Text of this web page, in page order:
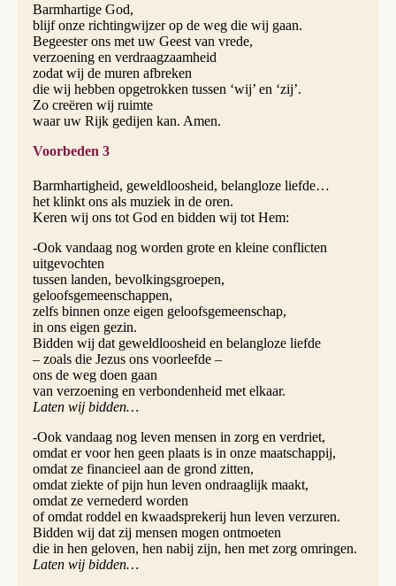
Barmhartige God,
blijf onze richtingwijzer op de weg die wij gaan.
Begeester ons met uw Geest van vrede,
verzoening en verdraagzaamheid
zodat wij de muren afbreken
die wij hebben opgetrokken tussen ‘wij’ en ‘zij’.
Zo creëren wij ruimte
waar uw Rijk gedijen kan. Amen.
Voorbeden 3
Barmhartigheid, geweldloosheid, belangloze liefde…
het klinkt ons als muziek in de oren.
Keren wij ons tot God en bidden wij tot Hem:
-Ook vandaag nog worden grote en kleine conflicten
uitgevochten
tussen landen, bevolkingsgroepen,
geloofsgemeenschappen,
zelfs binnen onze eigen geloofsgemeenschap,
in ons eigen gezin.
Bidden wij dat geweldloosheid en belangloze liefde
– zoals die Jezus ons voorleefde –
ons de weg doen gaan
van verzoening en verbondenheid met elkaar.
Laten wij bidden…
-Ook vandaag nog leven mensen in zorg en verdriet,
omdat er voor hen geen plaats is in onze maatschappij,
omdat ze financieel aan de grond zitten,
omdat ziekte of pijn hun leven ondraaglijk maakt,
omdat ze vernederd worden
of omdat roddel en kwaadsprekerij hun leven verzuren.
Bidden wij dat zij mensen mogen ontmoeten
die in hen geloven, hen nabij zijn, hen met zorg omringen.
Laten wij bidden…